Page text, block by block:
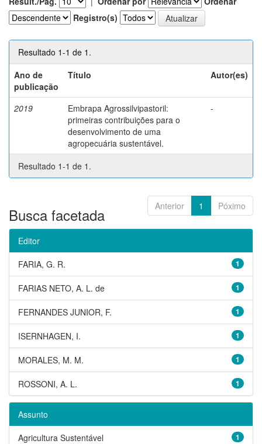
Registro(s)
Resultado 1-1 de 1.
Ano de
publicação
Título Autor(es)
2019
Embrapa Agrossilvipastoril:
primeiras contribuições para o
desenvolvimento de uma
agropecuária sustentável.
-
Resultado 1-1 de 1.
Anterior 1 Póximo
Busca facetada
Editor
1
FARIA, G. R.
1
FARIAS NETO, A. L. de
1
FERNANDES JUNIOR, F.
1
ISERNHAGEN, I.
1
MORALES, M. M.
1
ROSSONI, A. L.
Assunto
1
Agricultura Sustentável